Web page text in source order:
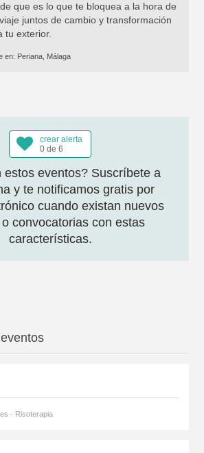
que es lo que te bloquea a la hora de
juntos de cambio y transformación
tu exterior.
en: Periana, Málaga
crear alerta
0 de 6
estos eventos? Suscríbete a
y te notificamos gratis por
cuando existan nuevos
convocatorias con estas
características.
· Risoterapia